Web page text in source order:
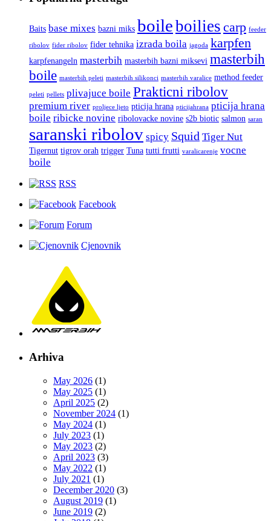
Baits base mixes bazni miks boileboilies carp feeder
ribolov fider ribolov fider tehnika izrada boila jagoda karpfen
karpfenangeln masterbih masterbih bazni miksevi masterbih
boile masterbih peleti masterbih silikonci masterbih varalice method feeder
peleti pellets plivajuce boile Prakticni ribolov
premium river proljece ljeto pticija hrana pticijahrana pticija hrana
boile ribicke novine ribolovacke novine s2b biotic salmon saran
saranski ribolov spicy Squid Tiger Nut
Tigernut tigrov orah trigger Tuna tutti frutti varalicarenje vocne
boile
RSS
Facebook
Forum
Cjenovnik
Arhiva
May 2026 (1)
May 2025 (1)
April 2025 (2)
November 2024 (1)
May 2024 (1)
July 2023 (1)
May 2023 (2)
April 2023 (3)
May 2022 (1)
July 2021 (1)
December 2020 (3)
August 2019 (1)
June 2019 (2)